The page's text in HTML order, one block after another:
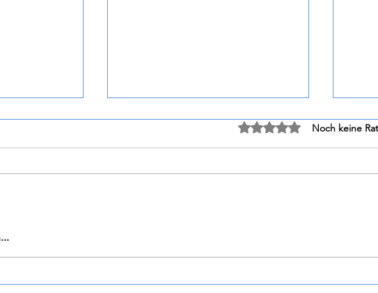
Mit 0 von 5 Sternen
Noch keine